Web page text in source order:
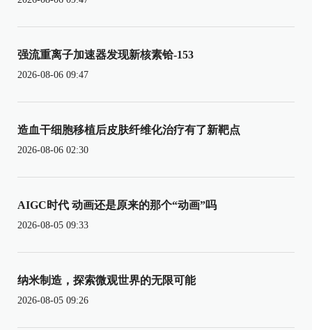
强流重离子加速器发现新核素铪-153
2026-08-06 09:47
造血干细胞移植后皮肤纤维化治疗有了新靶点
2026-08-06 02:30
AIGC时代 动画还是原来的那个“动画”吗
2026-08-05 09:33
纳米制造，探索微观世界的无限可能
2026-08-05 09:26